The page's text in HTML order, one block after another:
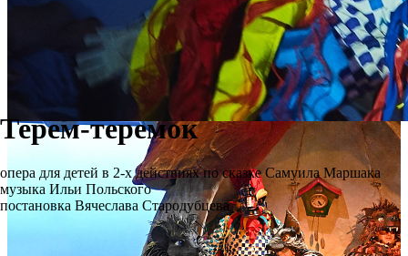
Терем-теремок
опера для детей в 2-х действиях по сказке Самуила Маршака
музыка Ильи Польского
постановка Вячеслава Стародубцева